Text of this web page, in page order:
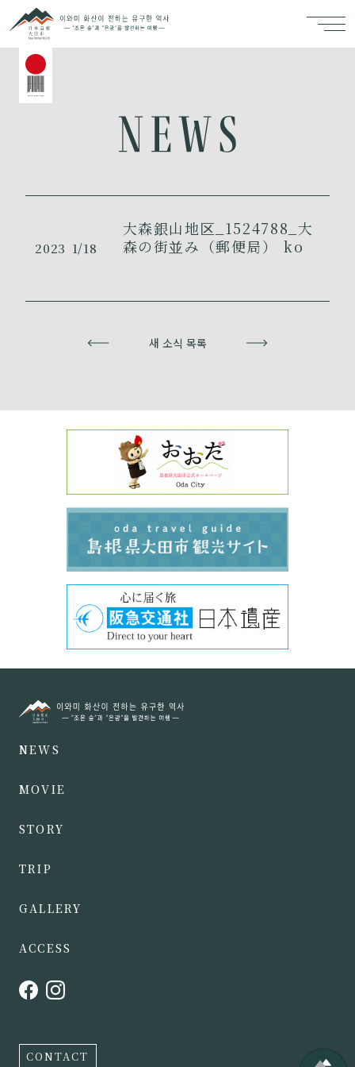
2023 1/18
大森銀山地区_1524788_大
森の街並み（郵便局） ko
새 소식 목록
NEWS
MOVIE
STORY
TRIP
GALLERY
ACCESS
CONTACT